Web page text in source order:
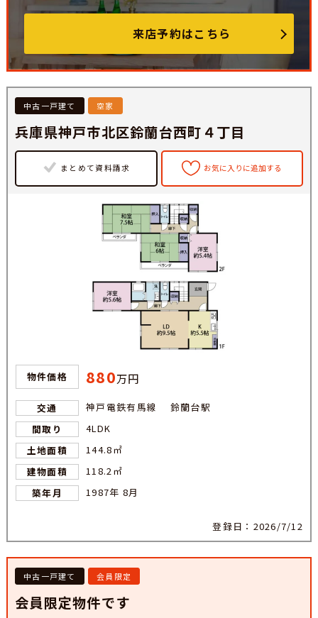
来店予約はこちら
中古一戸建て 空家
兵庫県神戸市北区鈴蘭台西町４丁目
まとめて資料請求 お気に入りに追加する
物件価格 880万円
交通
神戸電鉄有馬線 鈴蘭台駅
間取り
4LDK
土地面積
144.8㎡
建物面積
118.2㎡
築年月
1987年 8月
登録日：2026/7/12
中古一戸建て 会員限定
会員限定物件です